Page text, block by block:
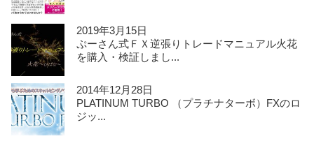
2019年3月15日
ぷーさん式ＦＸ逆張りトレードマニュアル火花
を購入・検証しまし...
2014年12月28日
PLATINUM TURBO （プラチナターボ）FXのロ
ジッ...